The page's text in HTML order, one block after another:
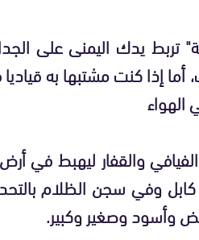
تربط يدك اليمنى على
إذا كنت مشتبها به
والقفار ليهبط في
كابل وفي سجن الظلام
وأسود وصغير وكبير.